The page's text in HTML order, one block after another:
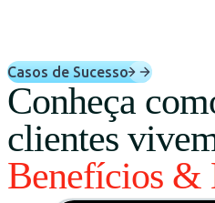
Casos de Sucesso
Conheça
clientes
Benefícios &